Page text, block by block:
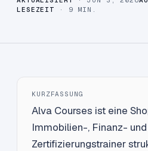
LESEZEIT · 9 MIN.
KURZFASSUNG
Alva Courses ist eine
Immobilien-, Finanz- und
Zertifizierungstrainer